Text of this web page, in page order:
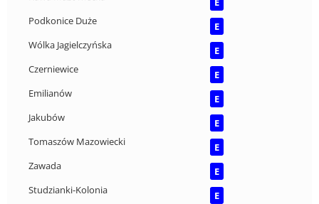
Podkonice Duże
E
Wólka Jagielczyńska
E
Czerniewice
E
Emilianów
E
Jakubów
E
Tomaszów Mazowiecki
E
Zawada
E
Studzianki-Kolonia
E